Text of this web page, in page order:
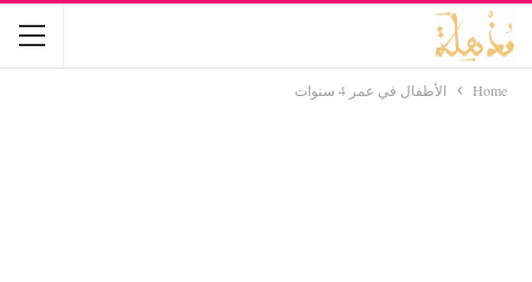
Home الأطفال في عمر 4 سنوات